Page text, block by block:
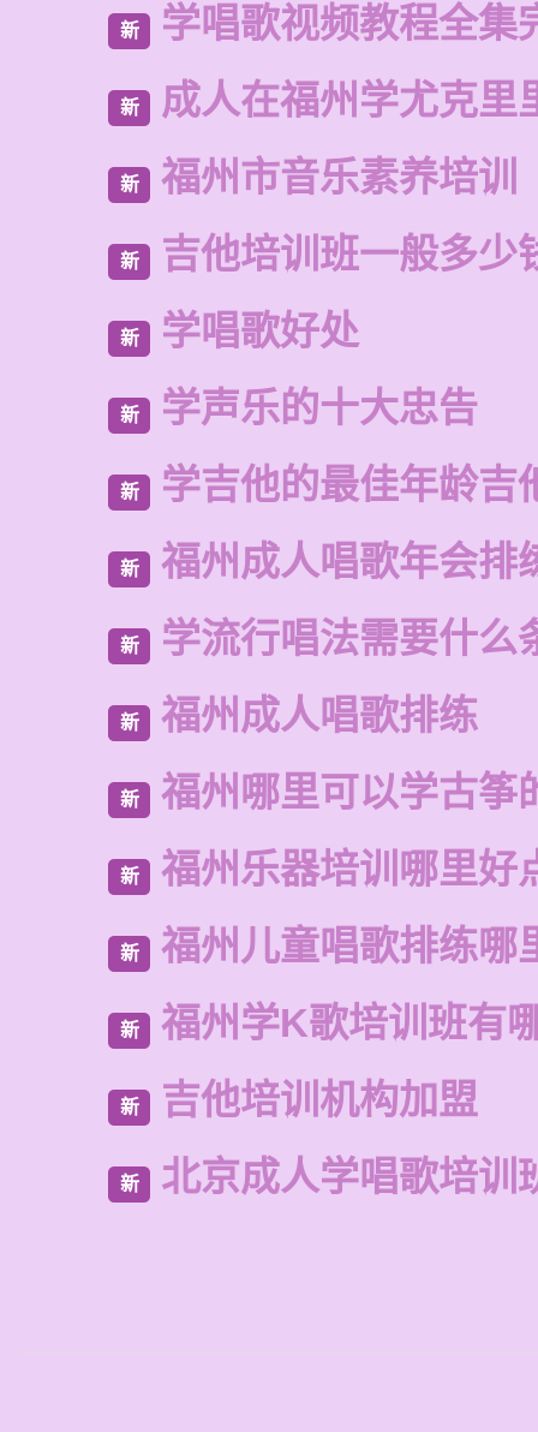
新 学唱歌视频教程全集
新 成人在福州学尤克里
新 福州市音乐素养培训
新 吉他培训班一般多少
新 学唱歌好处
新 学声乐的十大忠告
新 学吉他的最佳年龄吉
新 福州成人唱歌年会排
新 学流行唱法需要什么
新 福州成人唱歌排练
新 福州哪里可以学古筝
新 福州乐器培训哪里好
新 福州儿童唱歌排练哪
新 福州学K歌培训班有
新 吉他培训机构加盟
新 北京成人学唱歌培训